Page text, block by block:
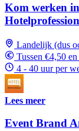
Kom werken
Landelijk (dus
Tussen €4,50
4 - 40 uur per
Lees meer
Event Brand